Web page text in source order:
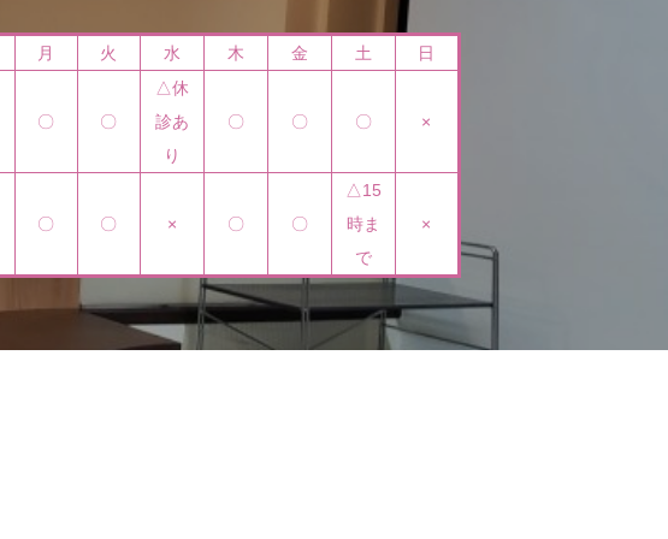
月 火 水 木 金 土 日
〇 〇
△休
診あ
り
〇 〇 〇 ×
〇 〇 × 〇 〇
△15
時ま
で
×